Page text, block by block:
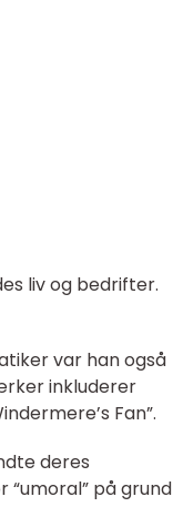
liv og bedrifter.
var han også
inkluderer
Fan”.
deres
på grund